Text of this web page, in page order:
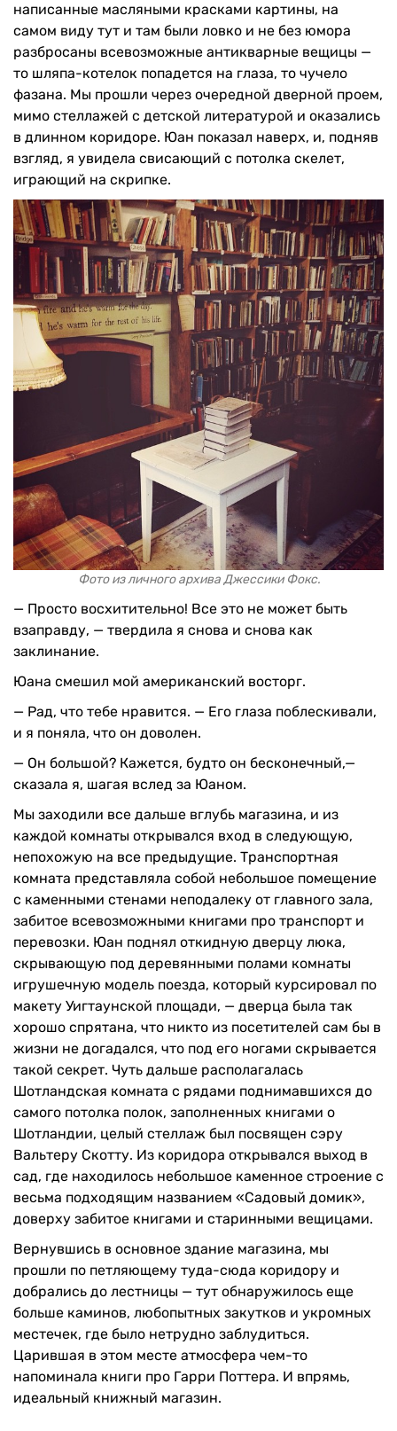
написанные масляными красками картины, на
самом виду тут и там были ловко и не без юмора
разбросаны всевозможные антикварные вещицы —
то шляпа-котелок попадется на глаза, то чучело
фазана. Мы прошли через очередной дверной проем,
мимо стеллажей с детской литературой и оказались
в длинном коридоре. Юан показал наверх, и, подняв
взгляд, я увидела свисающий с потолка скелет,
играющий на скрипке.
Фото из личного архива Джессики Фокс.
— Просто восхитительно! Все это не может быть
взаправду, — твердила я снова и снова как
заклинание.
Юана смешил мой американский восторг.
— Рад, что тебе нравится. — Его глаза поблескивали,
и я поняла, что он доволен.
— Он большой? Кажется, будто он бесконечный,—
сказала я, шагая вслед за Юаном.
Мы заходили все дальше вглубь магазина, и из
каждой комнаты открывался вход в следующую,
непохожую на все предыдущие. Транспортная
комната представляла собой небольшое помещение
с каменными стенами неподалеку от главного зала,
забитое всевозможными книгами про транспорт и
перевозки. Юан поднял откидную дверцу люка,
скрывающую под деревянными полами комнаты
игрушечную модель поезда, который курсировал по
макету Уигтаунской площади, — дверца была так
хорошо спрятана, что никто из посетителей сам бы в
жизни не догадался, что под его ногами скрывается
такой секрет. Чуть дальше располагалась
Шотландская комната с рядами поднимавшихся до
самого потолка полок, заполненных книгами о
Шотландии, целый стеллаж был посвящен сэру
Вальтеру Скотту. Из коридора открывался выход в
сад, где находилось небольшое каменное строение с
весьма подходящим названием «Садовый домик»,
доверху забитое книгами и старинными вещицами.
Вернувшись в основное здание магазина, мы
прошли по петляющему туда-сюда коридору и
добрались до лестницы — тут обнаружилось еще
больше каминов, любопытных закутков и укромных
местечек, где было нетрудно заблудиться.
Царившая в этом месте атмосфера чем-то
напоминала книги про Гарри Поттера. И впрямь,
идеальный книжный магазин.